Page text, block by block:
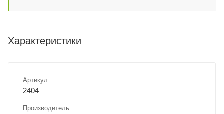
Характеристики
Артикул
2404
Производитель